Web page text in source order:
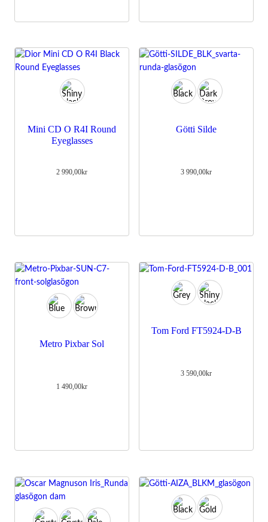
Mini CD O R4I Round
Eyeglasses
2 990,00kr
Götti Silde
3 990,00kr
Metro Pixbar Sol
1 490,00kr
Tom Ford FT5924-D-B
3 590,00kr